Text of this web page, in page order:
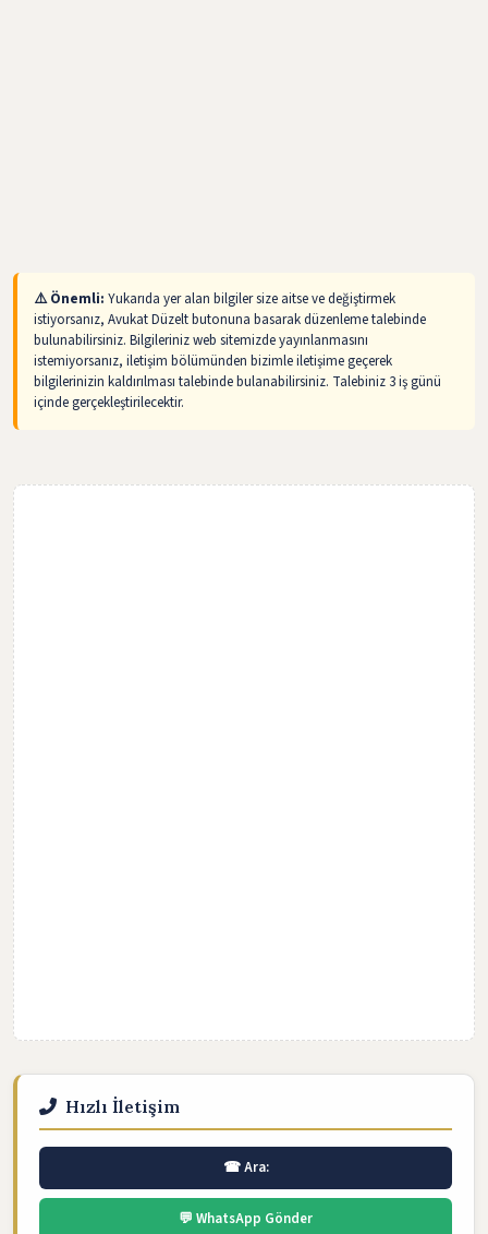
⚠️ Önemli: Yukarıda yer alan bilgiler size aitse ve değiştirmek
istiyorsanız, Avukat Düzelt butonuna basarak düzenleme talebinde
bulunabilirsiniz. Bilgileriniz web sitemizde yayınlanmasını
istemiyorsanız, iletişim bölümünden bizimle iletişime geçerek
bilgilerinizin kaldırılması talebinde bulanabilirsiniz. Talebiniz 3 iş günü
içinde gerçekleştirilecektir.
Hızlı İletişim
☎ Ara:
💬 WhatsApp Gönder